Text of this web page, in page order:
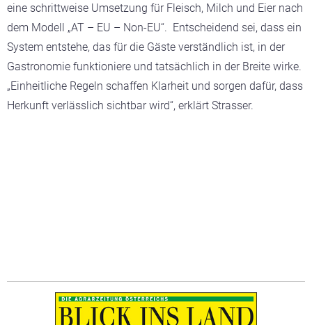
eine schrittweise Umsetzung für Fleisch, Milch und Eier nach
dem Modell „AT – EU – Non-EU“. Entscheidend sei, dass ein
System entstehe, das für die Gäste verständlich ist, in der
Gastronomie funktioniere und tatsächlich in der Breite wirke.
„Einheitliche Regeln schaffen Klarheit und sorgen dafür, dass
Herkunft verlässlich sichtbar wird“, erklärt Strasser.